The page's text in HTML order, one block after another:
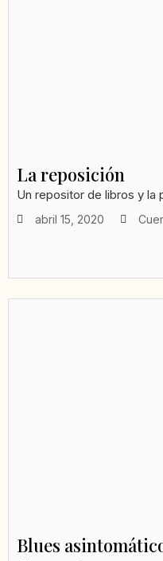
La reposición
Un repositor de libros y la
abril 15, 2020
Blues